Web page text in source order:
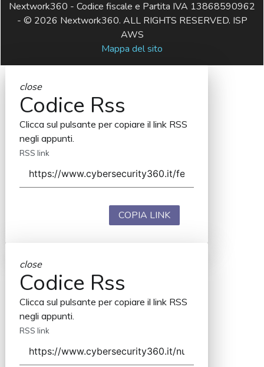
Nextwork360 - Codice fiscale e Partita IVA 13868590962
- © 2026 Nextwork360. ALL RIGHTS RESERVED. ISP
AWS
Mappa del sito
close
Codice Rss
Clicca sul pulsante per copiare il link RSS
negli appunti.
RSS link
COPIA LINK
close
Codice Rss
Clicca sul pulsante per copiare il link RSS
negli appunti.
RSS link